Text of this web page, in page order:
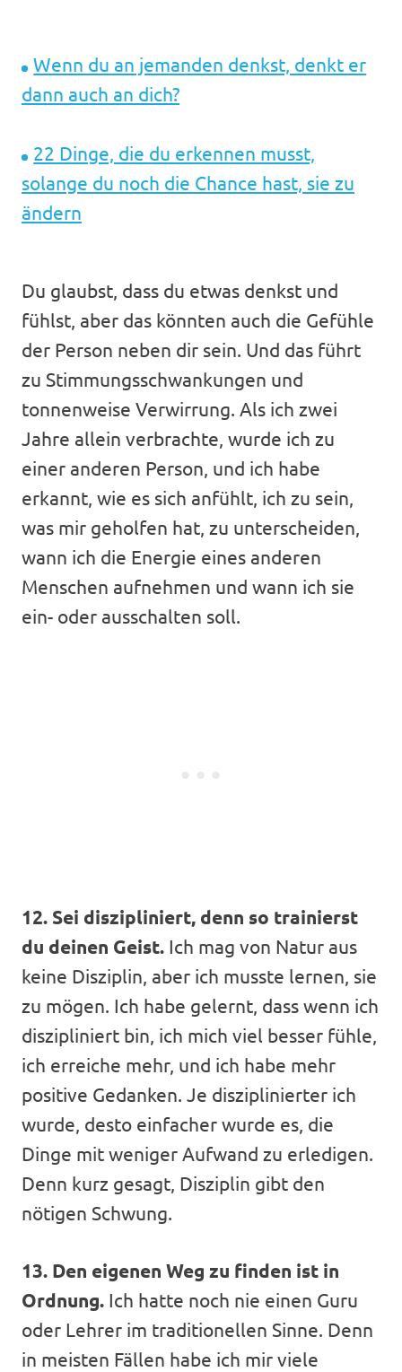
Wenn du an jemanden denkst, denkt er
dann auch an dich?
22 Dinge, die du erkennen musst,
solange du noch die Chance hast, sie zu
ändern
Du glaubst, dass du etwas denkst und
fühlst, aber das könnten auch die Gefühle
der Person neben dir sein. Und das führt
zu Stimmungsschwankungen und
tonnenweise Verwirrung. Als ich zwei
Jahre allein verbrachte, wurde ich zu
einer anderen Person, und ich habe
erkannt, wie es sich anfühlt, ich zu sein,
was mir geholfen hat, zu unterscheiden,
wann ich die Energie eines anderen
Menschen aufnehmen und wann ich sie
ein- oder ausschalten soll.
12. Sei diszipliniert, denn so trainierst
du deinen Geist. Ich mag von Natur aus
keine Disziplin, aber ich musste lernen, sie
zu mögen. Ich habe gelernt, dass wenn ich
diszipliniert bin, ich mich viel besser fühle,
ich erreiche mehr, und ich habe mehr
positive Gedanken. Je disziplinierter ich
wurde, desto einfacher wurde es, die
Dinge mit weniger Aufwand zu erledigen.
Denn kurz gesagt, Disziplin gibt den
nötigen Schwung.
13. Den eigenen Weg zu finden ist in
Ordnung. Ich hatte noch nie einen Guru
oder Lehrer im traditionellen Sinne. Denn
in meisten Fällen habe ich mir viele